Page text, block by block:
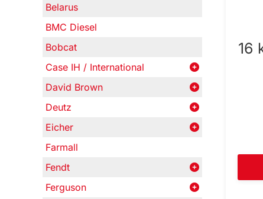
Belarus
BMC Diesel
Bobcat
Case IH / International
David Brown
Deutz
Eicher
Farmall
Fendt
Ferguson
16